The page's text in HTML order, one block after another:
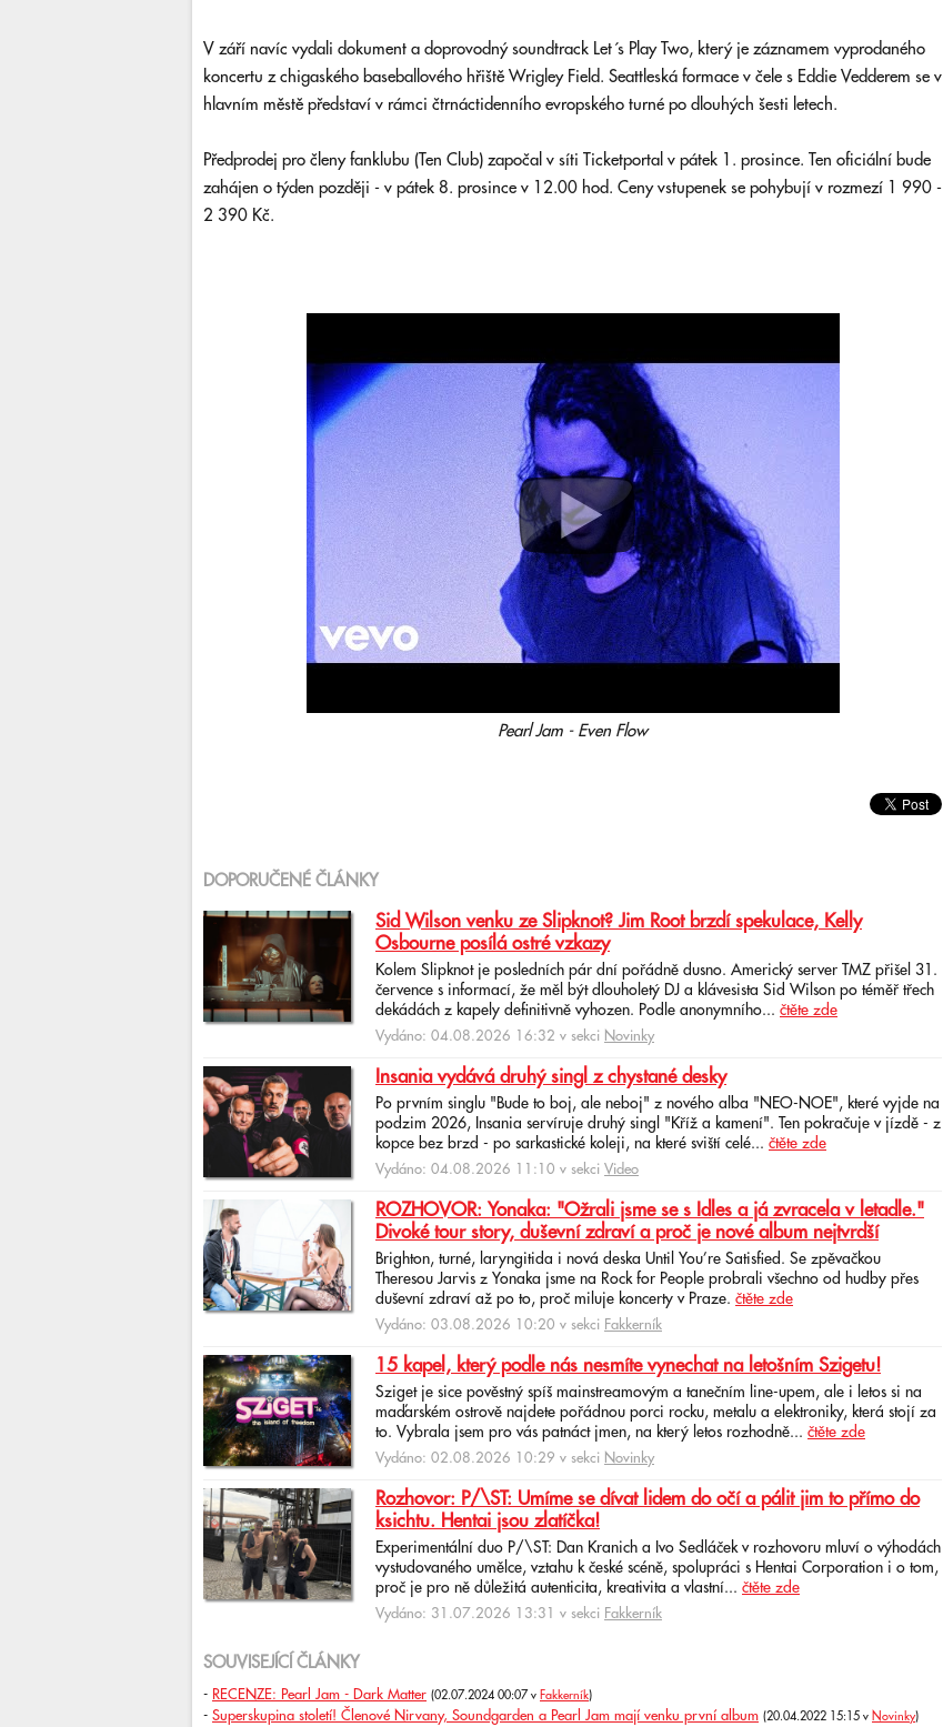
V září navíc vydali dokument a doprovodný soundtrack Let´s Play Two, který je záznamem vyprodaného
koncertu z chigaského baseballového hřiště Wrigley Field. Seattleská formace v čele s Eddie Vedderem se v
hlavním městě představí v rámci čtrnáctidenního evropského turné po dlouhých šesti letech.
Předprodej pro členy fanklubu (Ten Club) započal v síti Ticketportal v pátek 1. prosince. Ten oficiální bude
zahájen o týden později - v pátek 8. prosince v 12.00 hod. Ceny vstupenek se pohybují v rozmezí 1 990 -
2 390 Kč.
Pearl Jam - Even Flow
DOPORUČENÉ ČLÁNKY
Sid Wilson venku ze Slipknot? Jim Root brzdí spekulace, Kelly
Osbourne posílá ostré vzkazy
Kolem Slipknot je posledních pár dní pořádně dusno. Americký server TMZ přišel 31.
července s informací, že měl být dlouholetý DJ a klávesista Sid Wilson po téměř třech
dekádách z kapely definitivně vyhozen. Podle anonymního... čtěte zde
Vydáno: 04.08.2026 16:32 v sekci Novinky
Insania vydává druhý singl z chystané desky
Po prvním singlu "Bude to boj, ale neboj" z nového alba "NEO-NOE", které vyjde na
podzim 2026, Insania servíruje druhý singl "Kříž a kamení". Ten pokračuje v jízdě - z
kopce bez brzd - po sarkastické koleji, na které sviští celé... čtěte zde
Vydáno: 04.08.2026 11:10 v sekci Video
ROZHOVOR: Yonaka: "Ožrali jsme se s Idles a já zvracela v letadle."
Divoké tour story, duševní zdraví a proč je nové album nejtvrdší
Brighton, turné, laryngitida i nová deska Until You’re Satisfied. Se zpěvačkou
Theresou Jarvis z Yonaka jsme na Rock for People probrali všechno od hudby přes
duševní zdraví až po to, proč miluje koncerty v Praze. čtěte zde
Vydáno: 03.08.2026 10:20 v sekci Fakkerník
15 kapel, který podle nás nesmíte vynechat na letošním Szigetu!
Sziget je sice pověstný spíš mainstreamovým a tanečním line-upem, ale i letos si na
maďarském ostrově najdete pořádnou porci rocku, metalu a elektroniky, která stojí za
to. Vybrala jsem pro vás patnáct jmen, na který letos rozhodně... čtěte zde
Vydáno: 02.08.2026 10:29 v sekci Novinky
Rozhovor: P/\ST: Umíme se dívat lidem do očí a pálit jim to přímo do
ksichtu. Hentai jsou zlatíčka!
Experimentální duo P/\ST: Dan Kranich a Ivo Sedláček v rozhovoru mluví o výhodách
vystudovaného umělce, vztahu k české scéně, spolupráci s Hentai Corporation i o tom,
proč je pro ně důležitá autenticita, kreativita a vlastní... čtěte zde
Vydáno: 31.07.2026 13:31 v sekci Fakkerník
SOUVISEJÍCÍ ČLÁNKY
- RECENZE: Pearl Jam - Dark Matter (02.07.2024 00:07 v Fakkerník)
- Superskupina století! Členové Nirvany, Soundgarden a Pearl Jam mají venku první album (20.04.2022 15:15 v Novinky)